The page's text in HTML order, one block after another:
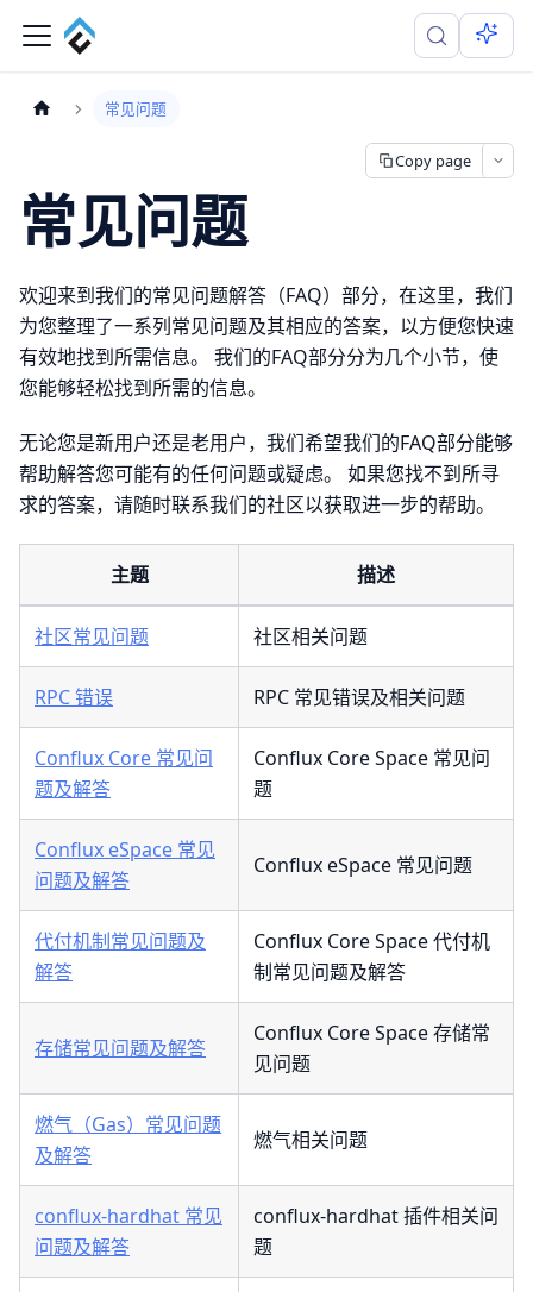
常见问题
Copy page
常见问题
欢迎来到我们的常见问题解答（FAQ）部分，在这里，我们
为您整理了一系列常见问题及其相应的答案，以方便您快速
有效地找到所需信息。 我们的FAQ部分分为几个小节，使
您能够轻松找到所需的信息。
无论您是新用户还是老用户，我们希望我们的FAQ部分能够
帮助解答您可能有的任何问题或疑虑。 如果您找不到所寻
求的答案，请随时联系我们的社区以获取进一步的帮助。
主题 描述
社区常见问题 社区相关问题
RPC 错误 RPC 常见错误及相关问题
Conflux Core 常见问
题及解答
Conflux Core Space 常见问
题
Conflux eSpace 常见
问题及解答
Conflux eSpace 常见问题
代付机制常见问题及
解答
Conflux Core Space 代付机
制常见问题及解答
存储常见问题及解答
Conflux Core Space 存储常
见问题
燃气（Gas）常见问题
及解答
燃气相关问题
conflux-hardhat 常见
问题及解答
conflux-hardhat 插件相关问
题